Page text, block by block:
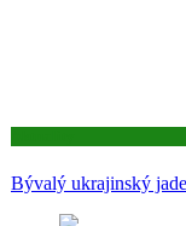
Bývalý ukrajinský